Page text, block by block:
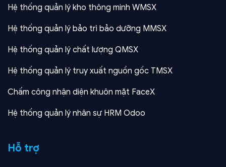
Hệ thống quản lý kho thông minh WMSX
Hệ thống quản lý bảo trì bảo dưỡng MMSX
Hệ thống quản lý chất lượng QMSX
Hệ thống quản lý truy xuất nguồn gốc TMSX
Chấm công nhận diện khuôn mặt FaceX
Hệ thống quản lý nhân sự HRM Odoo
Hỗ trợ